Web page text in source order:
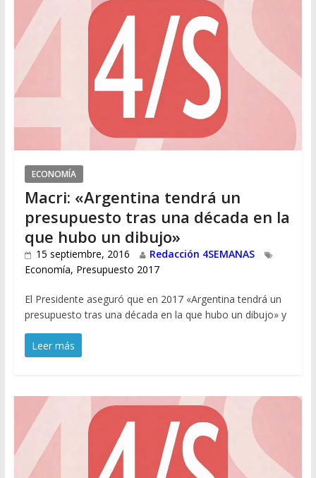
ECONOMÍA
Macri: «Argentina tendrá un
presupuesto tras una década en la
que hubo un dibujo»
15 septiembre, 2016
Redacción 4SEMANAS
Economía, Presupuesto 2017
El Presidente aseguró que en 2017 «Argentina tendrá un
presupuesto tras una década en la que hubo un dibujo» y
Leer más